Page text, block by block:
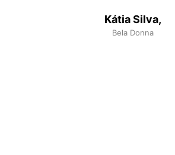
Kátia Silva,
Bela Donna